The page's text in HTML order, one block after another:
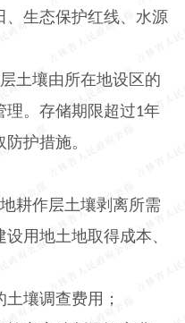
、生态保护红线、水源
土壤由所在地设区的
理。存储期限超过1年
护措施。
耕作层土壤剥离所需
用地土地取得成本、
土壤调查费用；